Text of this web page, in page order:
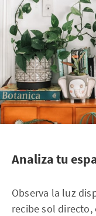
Analiza tu
Observa la luz
recibe sol directo,